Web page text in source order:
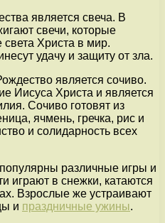
является свеча. В
свечи, которые
Христа в мир.
удачу и защиту от зла.
является сочиво.
Иисуса Христа и является
Сочиво готовят из
ячмень, гречка, рис и
и солидарность всех
различные игры и
играют в снежки, катаются
Взрослые же устраивают
и праздничные ужины.